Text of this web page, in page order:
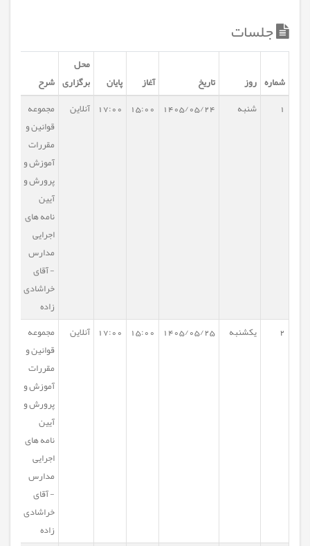
جلسات
شماره روز تاریخ آغاز پایان
محل
برگزاری شرح
1
شنبه 1405/05/24
15:00
17:00 آنلاین
مجموعه
قوانین و
مقررات
آموزش و
پرورش و
آیین
نامه های
اجرایی
مدارس
- آقای
خراشادی
زاده
2
یکشنبه 1405/05/25
15:00
17:00 آنلاین
مجموعه
قوانین و
مقررات
آموزش و
پرورش و
آیین
نامه های
اجرایی
مدارس
- آقای
خراشادی
زاده